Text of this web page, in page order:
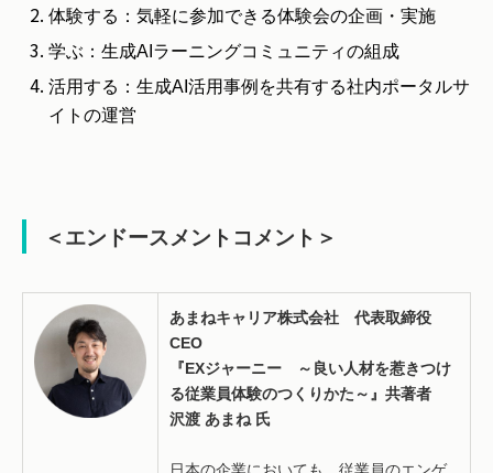
体験する：気軽に参加できる体験会の企画・実施
学ぶ：生成AIラーニングコミュニティの組成
活用する：生成AI活用事例を共有する社内ポータルサ
イトの運営
＜エンドースメントコメント＞
あまねキャリア株式会社 代表取締役
CEO
『EXジャーニー ～良い人材を惹きつけ
る従業員体験のつくりかた～』共著者
沢渡 あまね 氏